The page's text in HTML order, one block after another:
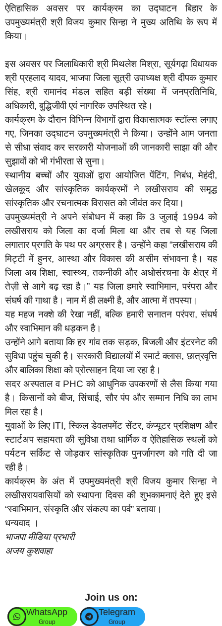
ऐतिहासिक अवसर पर कार्यक्रम का उद्घाटन बिहार के
उपमुख्यमंत्री श्री विजय कुमार सिन्हा ने मुख्य अतिथि के रूप में
किया।
इस अवसर पर जिलाधिकारी श्री मिथलेश मिश्रा, सूर्यगढ़ा विधायक
श्री प्रहलाद यादव, भाजपा जिला सूत्री उपाध्यक्ष श्री दीपक कुमार
सिंह, श्री रामानंद मंडल सहित बड़ी संख्या में जनप्रतिनिधि,
अधिकारी, बुद्धिजीवी एवं नागरिक उपस्थित रहे।
कार्यक्रम के दौरान विभिन्न विभागों द्वारा विकासात्मक स्टॉल्स लगाए
गए, जिनका उद्घाटन उपमुख्यमंत्री ने किया। उन्होंने आम जनता
से सीधा संवाद कर सरकारी योजनाओं की जानकारी साझा की और
सुझावों को भी गंभीरता से सुना।
स्थानीय बच्चों और युवाओं द्वारा आयोजित पेंटिंग, निबंध, मेहंदी,
खेलकूद और सांस्कृतिक कार्यक्रमों ने लखीसराय की समृद्ध
सांस्कृतिक और रचनात्मक विरासत को जीवंत कर दिया।
उपमुख्यमंत्री ने अपने संबोधन में कहा कि 3 जुलाई 1994 को
लखीसराय को जिला का दर्जा मिला था और तब से यह जिला
लगातार प्रगति के पथ पर अग्रसर है। उन्होंने कहा “लखीसराय की
मिट्टी में हुनर, आस्था और विकास की असीम संभावना है। यह
जिला अब शिक्षा, स्वास्थ्य, तकनीकी और अधोसंरचना के क्षेत्र में
तेज़ी से आगे बढ़ रहा है।” यह जिला हमारे स्वाभिमान, परंपरा और
संघर्ष की गाथा है। नाम में ही लक्ष्मी है, और आत्मा में तपस्या।
यह महज नक्शे की रेखा नहीं, बल्कि हमारी सनातन परंपरा, संघर्ष
और स्वाभिमान की धड़कन है।
उन्होंने आगे बताया कि हर गांव तक सड़क, बिजली और इंटरनेट की
सुविधा पहुंच चुकी है। सरकारी विद्यालयों में स्मार्ट क्लास, छात्रवृत्ति
और बालिका शिक्षा को प्रोत्साहन दिया जा रहा है।
सदर अस्पताल व PHC को आधुनिक उपकरणों से लैस किया गया
है। किसानों को बीज, सिंचाई, सौर पंप और सम्मान निधि का लाभ
मिल रहा है।
युवाओं के लिए ITI, स्किल डेवलपमेंट सेंटर, कंप्यूटर प्रशिक्षण और
स्टार्टअप सहायता की सुविधा तथा धार्मिक व ऐतिहासिक स्थलों को
पर्यटन सर्किट से जोड़कर सांस्कृतिक पुनर्जागरण को गति दी जा
रही है।
कार्यक्रम के अंत में उपमुख्यमंत्री श्री विजय कुमार सिन्हा ने
लखीसरायवासियों को स्थापना दिवस की शुभकामनाएं देते हुए इसे
“स्वाभिमान, संस्कृति और संकल्प का पर्व” बताया।
धन्यवाद ।
भाजपा मीडिया प्रभारी
अजय कुशवाहा
Join us on:
WhatsApp
Group
Telegram
Group